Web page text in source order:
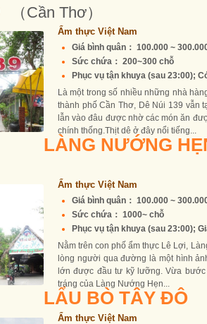
（Cần Thơ）
Ẩm thực Việt Nam
Giá bình quân： 100.000 ~
Sức chứa： 200~300 chỗ
Phục vụ tận khuya (sau 23:00);
Là một trong số nhiều những nhà
thành phố Cần Thơ, Dê Núi 139 vẫn
lẫn vào đâu được nhờ các món ăn
chính thống.Thịt dê ở đây nổi tiếng...
LÀNG NƯỚNG
Ẩm thực Việt Nam
Giá bình quân： 100.000 ~
Sức chứa： 1000~ chỗ
Phục vụ tận khuya (sau 23:00);
Nằm trên con phố ẩm thực Lê Lợi,
lòng người qua đường là một hình
lớn được đầu tư kỹ lưỡng. Vừa
tráng của Làng Nướng Hẹn...
LẨU BÒ TÂY ĐÔ
Ẩm thực Việt Nam